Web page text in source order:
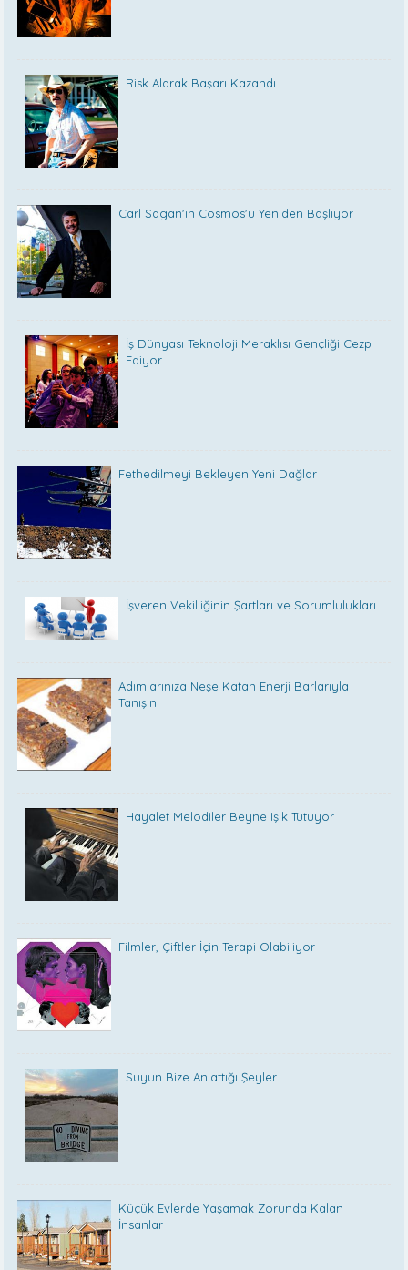
Risk Alarak Başarı Kazandı
Carl Sagan'ın Cosmos'u Yeniden Başlıyor
İş Dünyası Teknoloji Meraklısı Gençliği Cezp
Ediyor
Fethedilmeyi Bekleyen Yeni Dağlar
İşveren Vekilliğinin Şartları ve Sorumlulukları
Adımlarınıza Neşe Katan Enerji Barlarıyla
Tanışın
Hayalet Melodiler Beyne Işık Tutuyor
Filmler, Çiftler İçin Terapi Olabiliyor
Suyun Bize Anlattığı Şeyler
Küçük Evlerde Yaşamak Zorunda Kalan
İnsanlar